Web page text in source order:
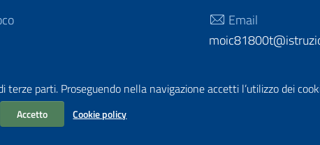
parti. Proseguendo nella navigazione accetti l’utilizzo dei
Accetto Cookie policy
Email